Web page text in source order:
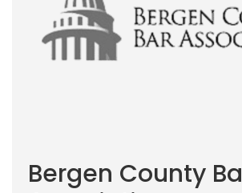
Bergen County